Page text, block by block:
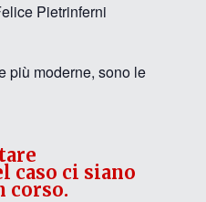
Pietrinferni
più moderne, sono le
caso ci siano
corso.